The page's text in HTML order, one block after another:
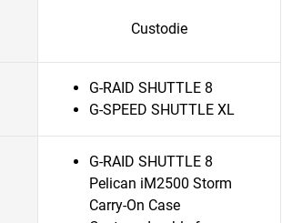
Custodie
G-RAID SHUTTLE 8
G-SPEED SHUTTLE XL
G-RAID SHUTTLE 8
Pelican iM2500 Storm
Carry-On Case